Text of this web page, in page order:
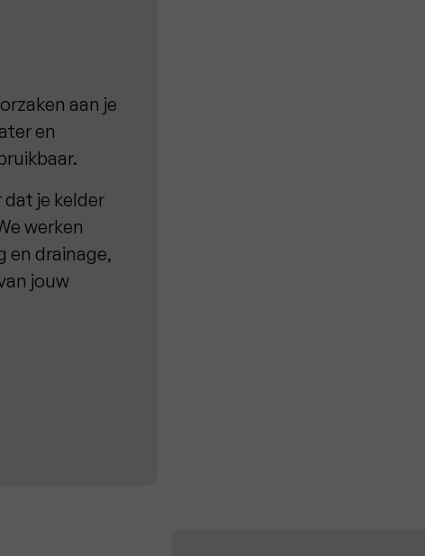
aan je
en
je kelder
werken
en drainage,
jouw